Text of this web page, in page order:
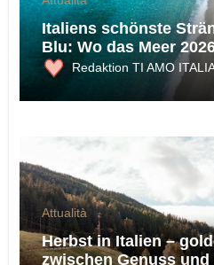
Italiens schönste
Blu: Wo das Meer
ist
Redaktion TI AMO
Attualità
Herbst in Italien –
zwischen Genuss